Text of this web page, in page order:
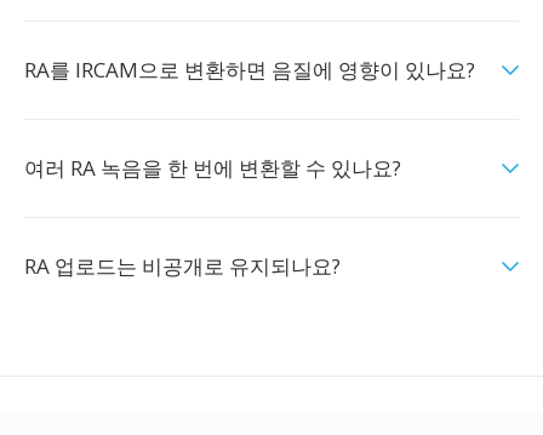
RA를 IRCAM으로 변환하면 음질에 영향이 있나요?
여러 RA 녹음을 한 번에 변환할 수 있나요?
RA 업로드는 비공개로 유지되나요?